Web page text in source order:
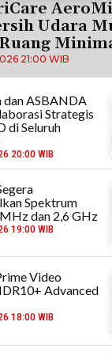
Udara
21:00 WIB
dan ASBANDA
Strategis
di Seluruh
20:00 WIB
Spektrum
dan 2,6 GHz
19:00 WIB
Video
Advanced
18:00 WIB